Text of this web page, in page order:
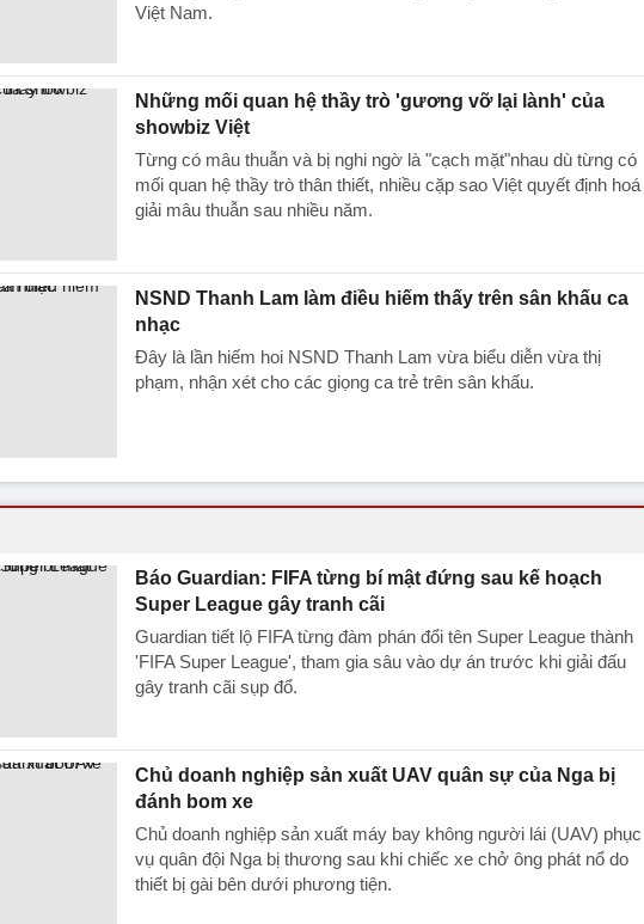
Việt Nam.
Những mối quan hệ thầy trò 'gương vỡ lại lành' của
showbiz Việt
Từng có mâu thuẫn và bị nghi ngờ là "cạch mặt"nhau dù từng có
mối quan hệ thầy trò thân thiết, nhiều cặp sao Việt quyết định hoá
giải mâu thuẫn sau nhiều năm.
NSND Thanh Lam làm điều hiếm thấy trên sân khấu ca
nhạc
Đây là lần hiếm hoi NSND Thanh Lam vừa biểu diễn vừa thị
phạm, nhận xét cho các giọng ca trẻ trên sân khấu.
Báo Guardian: FIFA từng bí mật đứng sau kế hoạch
Super League gây tranh cãi
Guardian tiết lộ FIFA từng đàm phán đổi tên Super League thành
'FIFA Super League', tham gia sâu vào dự án trước khi giải đấu
gây tranh cãi sụp đổ.
Chủ doanh nghiệp sản xuất UAV quân sự của Nga bị
đánh bom xe
Chủ doanh nghiệp sản xuất máy bay không người lái (UAV) phục
vụ quân đội Nga bị thương sau khi chiếc xe chở ông phát nổ do
thiết bị gài bên dưới phương tiện.